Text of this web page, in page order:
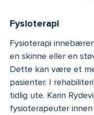
Fysioterapi
Fysioterapi
en skinne eller en
Dette kan være et
pasienter. I
tidlig ute. Karin
fysioterapeuter